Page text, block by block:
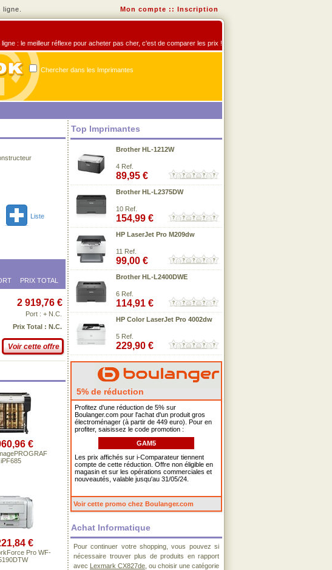
Mon compte :: Inscription
: le meilleur réflexe pour acheter pas cher, c'est de comparer les prix !
Chercher dans les Imprimantes
Liste
PRIX TOTAL
2 919,76 €
Port : + N.C.
Prix Total : N.C.
Voir cette offre
€
iPF685
€
Pro WF-
Top Imprimantes
Brother HL-1212W
4 Ref.
89,95 €
Brother HL-L2375DW
10 Ref.
154,99 €
HP LaserJet Pro M209dw
11 Ref.
99,00 €
Brother HL-L2400DWE
6 Ref.
114,91 €
HP Color LaserJet Pro 4002dw
5 Ref.
229,90 €
5% de réduction
Profitez d'une réduction de 5% sur
Boulanger.com pour l'achat d'un produit gros
électroménager (à partir de 449 euro). Pour en
profiter, saisissez le code promotion :
GAM5
Les prix affichés sur i-Comparateur tiennent
compte de cette réduction. Offre non éligible en
magasin et sur les opérations commerciales et
nouveautés, valable jusqu'au 31/05/24.
Voir cette promo chez Boulanger.com
Achat Informatique
Pour continuer votre shopping, vous pouvez si
nécessaire trouver plus de produits en rapport
avec Lexmark CX827de , ou choisir une catégorie